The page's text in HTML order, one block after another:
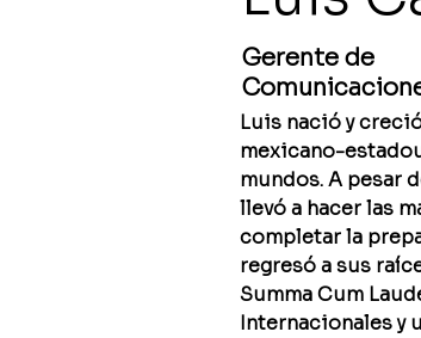
Gerente de
Luis nació y
mexicano-
mundos. A pesar
llevó a hacer las
completar la
regresó a sus
Summa Cum
Internacionales y